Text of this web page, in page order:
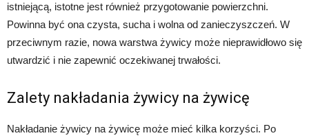
istniejącą, istotne jest również przygotowanie powierzchni.
Powinna być ona czysta, sucha i wolna od zanieczyszczeń. W
przeciwnym razie, nowa warstwa żywicy może nieprawidłowo się
utwardzić i nie zapewnić oczekiwanej trwałości.
Zalety nakładania żywicy na żywicę
Nakładanie żywicy na żywicę może mieć kilka korzyści. Po